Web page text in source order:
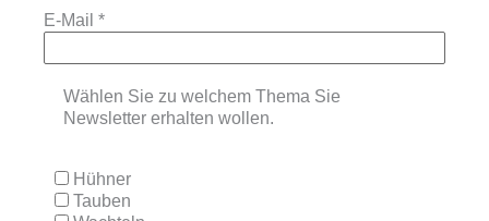
E-Mail *
Wählen Sie zu welchem Thema Sie
Newsletter erhalten wollen.
Hühner
Tauben